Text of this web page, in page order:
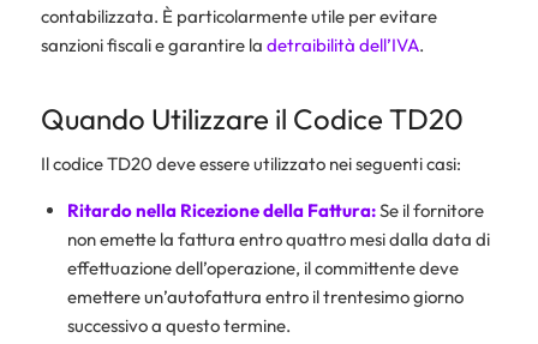
contabilizzata. È particolarmente utile per evitare
sanzioni fiscali e garantire la detraibilità dell’IVA.
Quando Utilizzare il Codice TD20
Il codice TD20 deve essere utilizzato nei seguenti casi:
Ritardo nella Ricezione della Fattura:Se il fornitore
non emette la fattura entro quattro mesi dalla data di
effettuazione dell’operazione, il committente deve
emettere un’autofattura entro il trentesimo giorno
successivo a questo termine.